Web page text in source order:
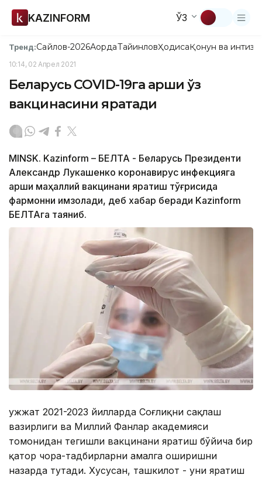
KAZINFORM ЎЗ
Тренд:Сайлов-2026АқордаТайинловҲодисаҚонун ва
10:14, 02 Апрел 2021
Беларусь COVID-19га қарши ўз
вакцинасини яратади
MINSK. Kazinform – БЕЛТА - Беларусь Президенти
Александр Лукашенко коронавирус инфекцияга
қарши маҳаллий вакцинани яратиш тўғрисида
фармонни имзолади, деб хабар беради Kazinform
БЕЛТАга таяниб.
Ҳужжат 2021-2023 йилларда Соғлиқни сақлаш
вазирлиги ва Миллий Фанлар академияси
томонидан тегишли вакцинани яратиш бўйича бир
қатор чора-тадбирларни амалга оширишни
назарда тутади. Хусусан, ташкилот - уни яратиш